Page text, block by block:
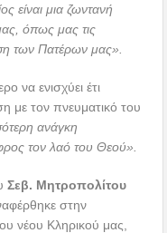
είναι μια ζωντανή
όπως μας τις
των Πατέρων μας».
να ενισχύει έτι
με τον πνευματικό του
ανάγκη
τον λαό του Θεού».
Σεβ. Μητροπολίτου
στην
νέου Κληρικού μας,